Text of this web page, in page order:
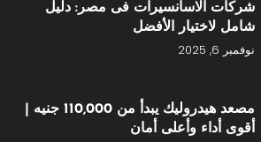
شركات الاسانسيرات فى مصر: دليل
شامل لاختيار الأفضل
نوفمبر 6, 2025
مصعد هيدروليك يبدأ من 110,000 جنيه |
أقوى أداء وأعلى أمان